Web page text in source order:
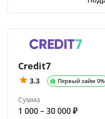
Credit7
3.3 Первый займ 0%
Сумма
1 000 – 30 000 ₽